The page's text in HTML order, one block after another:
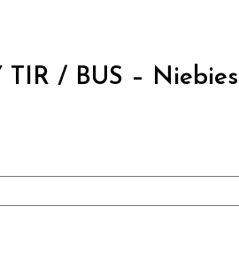
/ BUS –